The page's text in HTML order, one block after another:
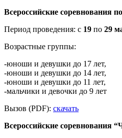
Всероссийские соревнования
Период проведения: с 19 по 29
Возрастные группы:
-юноши и девушки до 17 лет,
-юноши и девушки до 14 лет,
-юноши и девушки до 11 лет,
-мальчики и девочки до 9 лет
Вызов (PDF): скачать
Всероссийские соревнования